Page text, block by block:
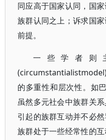
同应高于国家认同，国
族群认同之上；诉求国
前提。
一些学者
的多重性和层次性。如
虽然多元社会中族群关
引起的族群互动并不必
族群处于一些经常性的